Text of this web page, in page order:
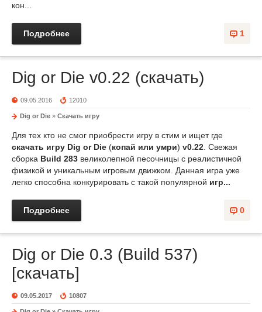
кон...
1
Подробнее
Dig or Die v0.22 (скачать)
09.05.2016 12010
Dig or Die » Скачать игру
Для тех кто не смог приобрести игру в стим и ищет где
скачать игру Dig or Die (копай или умри) v0.22 . Свежая
сборка Build 283 великолепной песочницы с реалистичной
физикой и уникальным игровым движком. Данная игра уже
легко способна конкурировать с такой популярной игр...
0
Подробнее
Dig or Die 0.3 (Build 537)
[скачать]
09.05.2017 10807